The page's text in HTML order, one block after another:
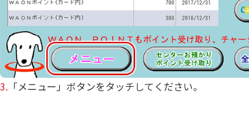
3. 「メニュー」ボタンをタッチしてください。